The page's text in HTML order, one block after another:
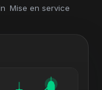
Mise en service